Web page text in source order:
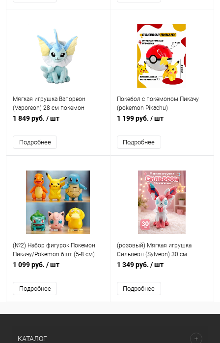
Мягкая игрушка Вапореон
(Vaporeon) 28 см покемон
1 849 руб. / шт
Подробнее
Покебол с покемоном Пикачу
(pokemon Pikachu)
1 199 руб. / шт
Подробнее
(№2) Набор фигурок Покемон
Пикачу/Pokemon 6шт (5-8 см)
1 099 руб. / шт
Подробнее
(розовый) Мягкая игрушка
Сильвеон (Sylveon) 30 см
покемон
1 349 руб. / шт
Подробнее
КАТАЛОГ